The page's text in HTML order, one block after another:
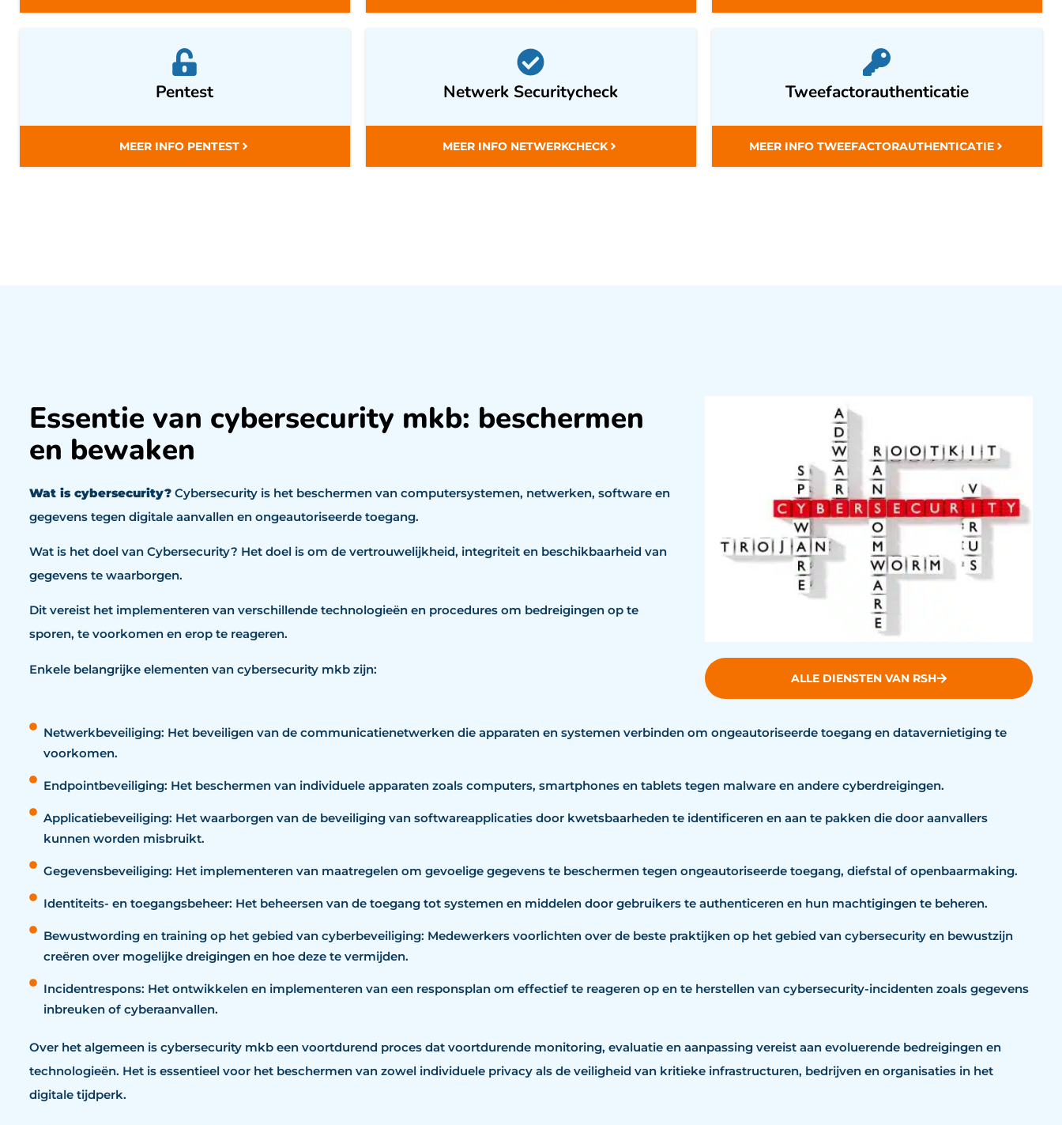
Pentest
MEER INFO PENTEST
Netwerk Securitycheck
MEER INFO NETWERKCHECK
Tweefactorauthenticatie
MEER INFO TWEEFACTORAUTHENTICATIE
Essentie van cybersecurity mkb: beschermen
en bewaken
Wat is cybersecurity? Cybersecurity is het beschermen van computersystemen, netwerken, software en
gegevens tegen digitale aanvallen en ongeautoriseerde toegang.
Wat is het doel van Cybersecurity? Het doel is om de vertrouwelijkheid, integriteit en beschikbaarheid van
gegevens te waarborgen.
Dit vereist het implementeren van verschillende technologieën en procedures om bedreigingen op te
sporen, te voorkomen en erop te reageren.
Enkele belangrijke elementen van cybersecurity mkb zijn:
ALLE DIENSTEN VAN RSH
Netwerkbeveiliging: Het beveiligen van de communicatienetwerken die apparaten en systemen verbinden om ongeautoriseerde toegang en datavernietiging te
voorkomen.
Endpointbeveiliging: Het beschermen van individuele apparaten zoals computers, smartphones en tablets tegen malware en andere cyberdreigingen.
Applicatiebeveiliging: Het waarborgen van de beveiliging van softwareapplicaties door kwetsbaarheden te identificeren en aan te pakken die door aanvallers
kunnen worden misbruikt.
Gegevensbeveiliging: Het implementeren van maatregelen om gevoelige gegevens te beschermen tegen ongeautoriseerde toegang, diefstal of openbaarmaking.
Identiteits- en toegangsbeheer: Het beheersen van de toegang tot systemen en middelen door gebruikers te authenticeren en hun machtigingen te beheren.
Bewustwording en training op het gebied van cyberbeveiliging: Medewerkers voorlichten over de beste praktijken op het gebied van cybersecurity en bewustzijn
creëren over mogelijke dreigingen en hoe deze te vermijden.
Incidentrespons: Het ontwikkelen en implementeren van een responsplan om effectief te reageren op en te herstellen van cybersecurity-incidenten zoals gegevens
inbreuken of cyberaanvallen.
Over het algemeen is cybersecurity mkb een voortdurend proces dat voortdurende monitoring, evaluatie en aanpassing vereist aan evoluerende bedreigingen en
technologieën. Het is essentieel voor het beschermen van zowel individuele privacy als de veiligheid van kritieke infrastructuren, bedrijven en organisaties in het
digitale tijdperk.